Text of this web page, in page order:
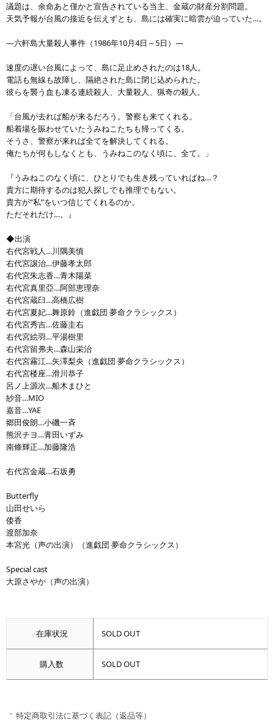
議題は、余命あと僅かと宣告されている当主、金蔵の財産分割問題。
天気予報が台風の接近を伝えずとも、島には確実に暗雲が迫っていた…。
―六軒島大量殺人事件（1986年10月4日～5日）―
速度の遅い台風によって、島に足止めされたのは18人。
電話も無線も故障し、隔絶された島に閉じ込められた。
彼らを襲う血も凍る連続殺人、大量殺人、猟奇の殺人。
「台風が去れば船が来るだろう。警察も来てくれる。
船着場を賑わせていたうみねこたちも帰ってくる。
そうさ、警察が来れば全てを解決してくれる。
俺たちが何もしなくとも、うみねこのなく頃に、全て。」
『うみねこのなく頃に、ひとりでも生き残っていればね…？
貴方に期待するのは犯人探しでも推理でもない。
貴方が“私”をいつ信じてくれるのか。
ただそれだけ…。』
◆出演
右代宮戦人…川隅美慎
右代宮譲治…伊藤孝太郎
右代宮朱志香…青木陽菜
右代宮真里亞…阿部恵理奈
右代宮蔵臼…高橋広樹
右代宮夏妃…舞原鈴（進戯団 夢命クラシックス）
右代宮秀吉…佐藤圭右
右代宮絵羽…平湯樹里
右代宮留弗夫…森山栄治
右代宮霧江…矢澤梨央（進戯団 夢命クラシックス）
右代宮楼座…滑川恭子
呂ノ上源次…船木まひと
紗音…MIO
嘉音…YAE
郷田俊朗…小磯一斉
熊沢チヨ…青田いずみ
南條輝正…加藤隆浩
右代宮金蔵…石坂勇
Butterfly
山田せいら
倭香
渡部加奈
本宮光（声の出演）（進戯団 夢命クラシックス）
Special cast
大原さやか（声の出演）
在庫状況 SOLD OUT
購入数 SOLD OUT
特定商取引法に基づく表記（返品等）